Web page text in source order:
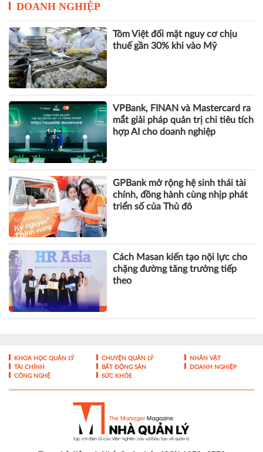
DOANH NGHIỆP
Tôm Việt đối mặt nguy cơ chịu
thuế gần 30% khi vào Mỹ
VPBank, FINAN và Mastercard ra
mắt giải pháp quản trị chi tiêu tích
hợp AI cho doanh nghiệp
GPBank mở rộng hệ sinh thái tài
chính, đồng hành cùng nhịp phát
triển số của Thủ đô
Cách Masan kiến tạo nội lực cho
chặng đường tăng trưởng tiếp
theo
KHOA HỌC QUẢN LÝ CHUYỆN QUẢN LÝ
NHÂN VẬT
TÀI CHÍNH
BẤT ĐỘNG SẢN
DOANH NGHIỆP
CÔNG NGHỆ
SỨC KHỎE